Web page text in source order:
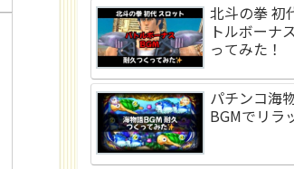
北斗の拳 初
トルボーナ
ってみた！
パチンコ海
BGMでリラ